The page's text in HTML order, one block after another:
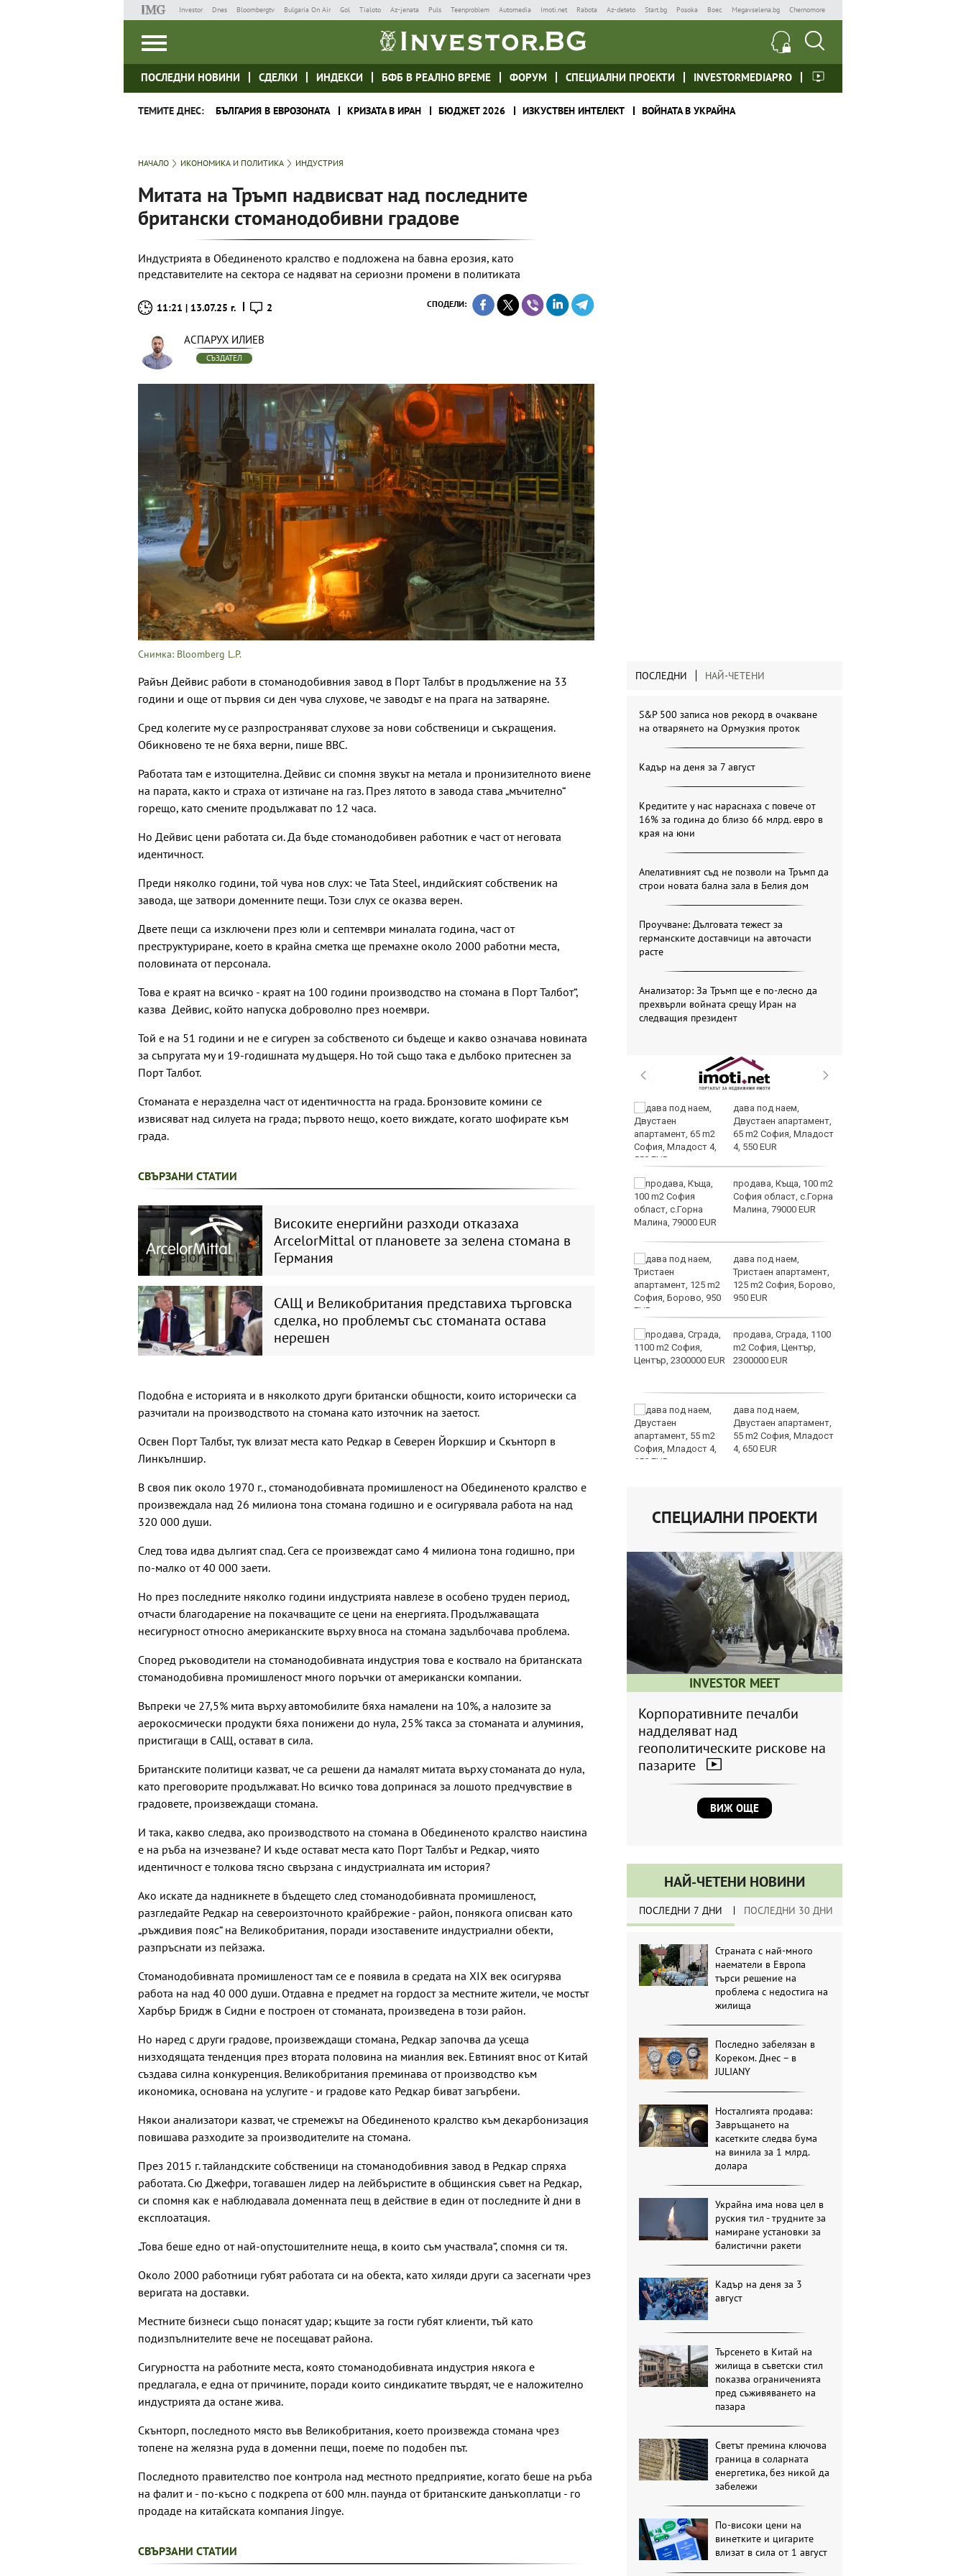
Investor Dnes Bloombergtv Bulgaria On Air Gol Tialoto Az-jenata Puls Teenproblem Automedia Imoti.net Rabota Az-deteto Start.bg Posoka Boec Megavselena.bg Chernomore
ПОСЛЕДНИ НОВИНИ СДЕЛКИ ИНДЕКСИ БФБ В РЕАЛНО ВРЕМЕ ФОРУМ СПЕЦИАЛНИ ПРОЕКТИ INVESTORMEDIAPRO
ТЕМИТЕ ДНЕС: БЪЛГАРИЯ В ЕВРОЗОНАТА КРИЗАТА В ИРАН БЮДЖЕТ 2026 ИЗКУСТВЕН ИНТЕЛЕКТ ВОЙНАТА В УКРАЙНА
НАЧАЛО ИКОНОМИКА И ПОЛИТИКА ИНДУСТРИЯ
Митата на Тръмп надвисват над последните
британски стоманодобивни градове
Индустрията в Обединеното кралство е подложена на бавна ерозия, като
представителите на сектора се надяват на сериозни промени в политиката
11:21 | 13.07.25 г. 2 СПОДЕЛИ:
АСПАРУХ ИЛИЕВ
СЪЗДАТЕЛ
Снимка: Bloomberg L.P.
Райън Дейвис работи в стоманодобивния завод в Порт Талбът в продължение на 33
години и още от първия си ден чува слухове, че заводът е на прага на затваряне.
Сред колегите му се разпространяват слухове за нови собственици и съкращения.
Обикновено те не бяха верни, пише BBC.
Работата там е изтощителна. Дейвис си спомня звукът на метала и пронизителното виене
на парата, както и страха от изтичане на газ. През лятото в завода става „мъчително“
горещо, като смените продължават по 12 часа.
Но Дейвис цени работата си. Да бъде стоманодобивен работник е част от неговата
идентичност.
Преди няколко години, той чува нов слух: че Tata Steel, индийският собственик на
завода, ще затвори доменните пещи. Този слух се оказва верен.
Двете пещи са изключени през юли и септември миналата година, част от
преструктуриране, което в крайна сметка ще премахне около 2000 работни места,
половината от персонала.
Това е краят на всичко - краят на 100 години производство на стомана в Порт Талбот“,
казва Дейвис, който напуска доброволно през ноември.
Той е на 51 години и не е сигурен за собственото си бъдеще и какво означава новината
за съпругата му и 19-годишната му дъщеря. Но той също така е дълбоко притеснен за
Порт Талбот.
Стоманата е неразделна част от идентичността на града. Бронзовите комини се
извисяват над силуета на града; първото нещо, което виждате, когато шофирате към
града.
СВЪРЗАНИ СТАТИИ
Високите енергийни разходи отказаха
ArcelorMittal от плановете за зелена стомана в
Германия
САЩ и Великобритания представиха търговска
сделка, но проблемът със стоманата остава
нерешен
Подобна е историята и в няколкото други британски общности, които исторически са
разчитали на производството на стомана като източник на заетост.
Освен Порт Талбът, тук влизат места като Редкар в Северен Йоркшир и Скънторп в
Линкълншир.
В своя пик около 1970 г., стоманодобивната промишленост на Обединеното кралство е
произвеждала над 26 милиона тона стомана годишно и е осигурявала работа на над
320 000 души.
След това идва дългият спад. Сега се произвеждат само 4 милиона тона годишно, при
по-малко от 40 000 заети.
Но през последните няколко години индустрията навлезе в особено труден период,
отчасти благодарение на покачващите се цени на енергията. Продължаващата
несигурност относно американските върху вноса на стомана задълбочава проблема.
Според ръководители на стоманодобивната индустрия това е коствало на британската
стоманодобивна промишленост много поръчки от американски компании.
Въпреки че 27,5% мита върху автомобилите бяха намалени на 10%, а налозите за
аерокосмически продукти бяха понижени до нула, 25% такса за стоманата и алуминия,
пристигащи в САЩ, остават в сила.
Британските политици казват, че са решени да намалят митата върху стоманата до нула,
като преговорите продължават. Но всичко това допринася за лошото предчувствие в
градовете, произвеждащи стомана.
И така, какво следва, ако производството на стомана в Обединеното кралство наистина
е на ръба на изчезване? И къде остават места като Порт Талбът и Редкар, чиято
идентичност е толкова тясно свързана с индустриалната им история?
Ако искате да надникнете в бъдещето след стоманодобивната промишленост,
разгледайте Редкар на североизточното крайбрежие - район, понякога описван като
„ръждивия пояс“ на Великобритания, поради изоставените индустриални обекти,
разпръснати из пейзажа.
Стоманодобивната промишленост там се е появила в средата на XIX век осигурява
работа на над 40 000 души. Отдавна е предмет на гордост за местните жители, че мостът
Харбър Бридж в Сидни е построен от стоманата, произведена в този район.
Но наред с други градове, произвеждащи стомана, Редкар започва да усеща
низходящата тенденция през втората половина на мианлия век. Евтиният внос от Китай
създава силна конкуренция. Великобритания преминава от производство към
икономика, основана на услугите - и градове като Редкар биват загърбени.
Някои анализатори казват, че стремежът на Обединеното кралство към декарбонизация
повишава разходите за производителите на стомана.
През 2015 г. тайландските собственици на стоманодобивния завод в Редкар спряха
работата. Сю Джефри, тогавашен лидер на лейбъристите в общинския съвет на Редкар,
си спомня как е наблюдавала доменната пещ в действие в един от последните ѝ дни в
експлоатация.
„Това беше едно от най-опустошителните неща, в които съм участвала“, спомня си тя.
Около 2000 работници губят работата си на обекта, като хиляди други са засегнати чрез
веригата на доставки.
Местните бизнеси също понасят удар; къщите за гости губят клиенти, тъй като
подизпълнителите вече не посещават района.
Сигурността на работните места, която стоманодобивната индустрия някога е
предлагала, е една от причините, поради които синдикатите твърдят, че е наложително
индустрията да остане жива.
Скънторп, последното място във Великобритания, което произвежда стомана чрез
топене на желязна руда в доменни пещи, поеме по подобен път.
Последното правителство пое контрола над местното предприятие, когато беше на ръба
на фалит и - по-късно с подкрепа от 600 млн. паунда от британските данъкоплатци - го
продаде на китайската компания Jingye.
СВЪРЗАНИ СТАТИИ
ПОСЛЕДНИ НАЙ-ЧЕТЕНИ
S&P 500 записа нов рекорд в очакване
на отварянето на Ормузкия проток
Кадър на деня за 7 август
Кредитите у нас нараснаха с повече от
16% за година до близо 66 млрд. евро в
края на юни
Апелативният съд не позволи на Тръмп да
строи новата бална зала в Белия дом
Проучване: Дълговата тежест за
германските доставчици на авточасти
расте
Анализатор: За Тръмп ще е по-лесно да
прехвърли войната срещу Иран на
следващия президент
Двоен ръст на
чревните инфекции за
Варна
правосъдие след
дава под наем,
Двустаен апартамент,
65 m2 София, Младост
4, 550 EUR
продава, Къща, 100 m2
София област, с.Горна
Малина, 79000 EUR
дава под наем,
Тристаен апартамент,
125 m2 София, Борово,
950 EUR
продава, Сграда, 1100
m2 София, Център,
2300000 EUR
дава под наем,
Двустаен апартамент,
55 m2 София, Младост
4, 650 EUR
СПЕЦИАЛНИ ПРОЕКТИ
INVESTOR MEET
Корпоративните печалби
надделяват над
геополитическите рискове на
пазарите
ВИЖ ОЩЕ
НАЙ-ЧЕТЕНИ НОВИНИ
ПОСЛЕДНИ 7 ДНИ ПОСЛЕДНИ 30 ДНИ
Страната с най-много
наематели в Европа
търси решение на
проблема с недостига на
жилища
Последно забелязан в
Кореком. Днес – в
JULIANY
Носталгията продава:
Завръщането на
касетките следва бума
на винила за 1 млрд.
долара
Украйна има нова цел в
руския тил - трудните за
намиране установки за
балистични ракети
Кадър на деня за 3
август
Търсенето в Китай на
жилища в съветски стил
показва ограниченията
пред съживяването на
пазара
Светът премина ключова
граница в соларната
енергетика, без никой да
забележи
По-високи цени на
винетките и цигарите
влизат в сила от 1 август